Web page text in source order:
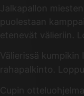
Jalkapallon
puolestaan
etenevät välieriin.
Välierissä
rahapalkinto.
Cupin